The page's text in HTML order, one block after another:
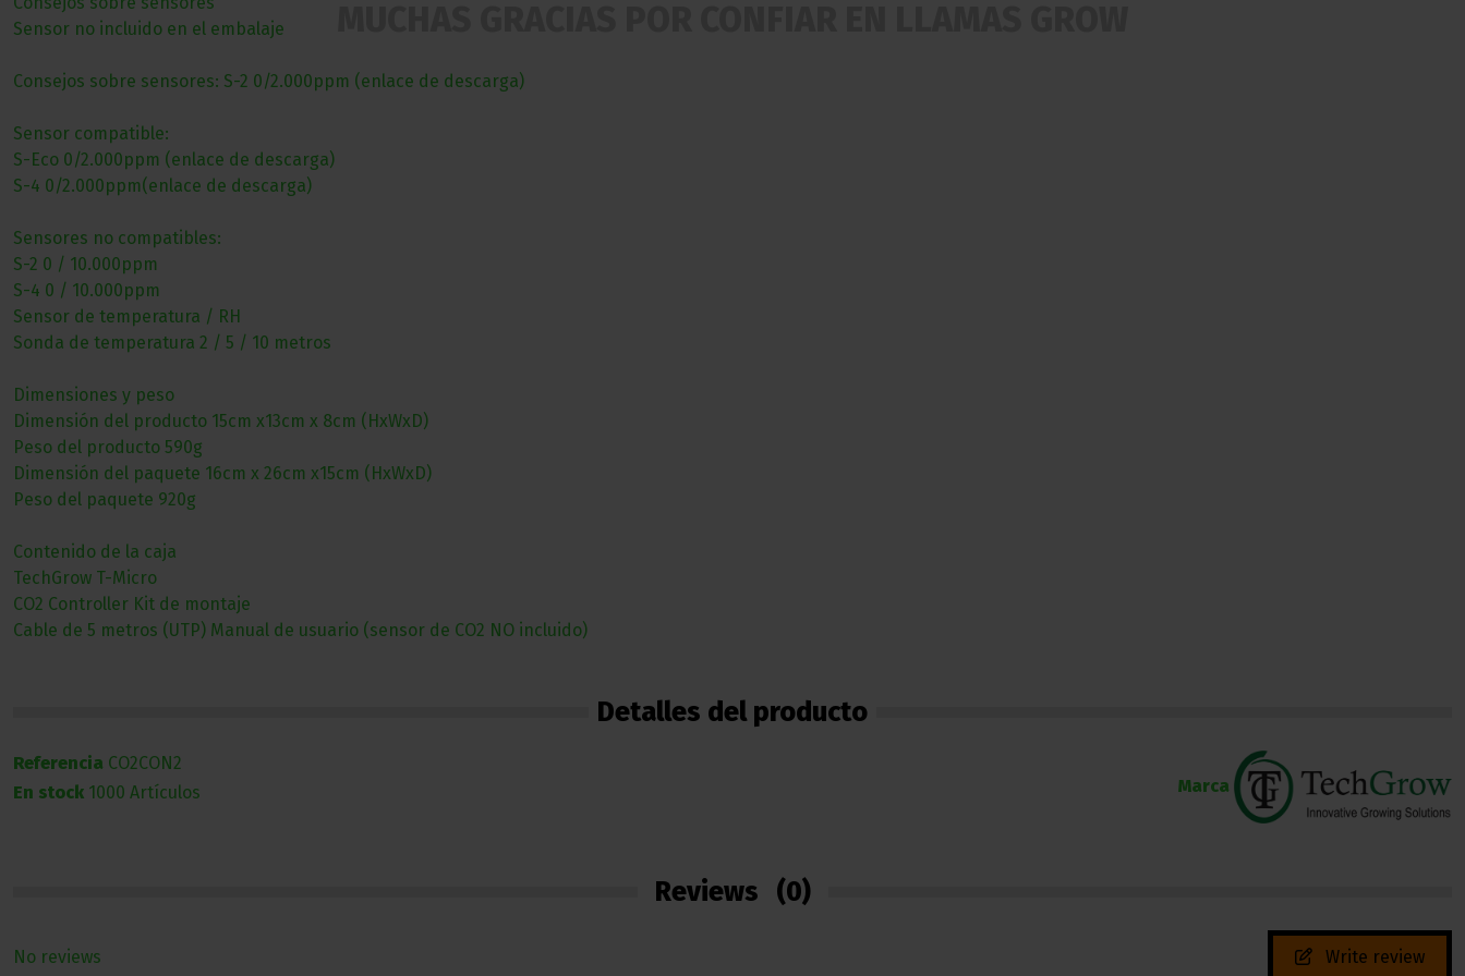
Sensor no incluido en el embalaje
Consejos sobre sensores: S-2 0/2.000ppm (enlace de descarga)
Sensor compatible:
S-Eco 0/2.000ppm (enlace de descarga)
S-4 0/2.000ppm(enlace de descarga)
Sensores no compatibles:
S-2 0 / 10.000ppm
S-4 0 / 10.000ppm
Sensor de temperatura / RH
Sonda de temperatura 2 / 5 / 10 metros
Dimensiones y peso
Dimensión del producto 15cm x13cm x 8cm (HxWxD)
Peso del producto 590g
Dimensión del paquete 16cm x 26cm x15cm (HxWxD)
Peso del paquete 920g
Contenido de la caja
TechGrow T-Micro
CO2 Controller Kit de montaje
Cable de 5 metros (UTP) Manual de usuario (sensor de CO2 NO incluido)
Detalles del producto
Marca
Referencia CO2CON2
En stock 1000 Artículos
Reviews (0)
No reviews Write review